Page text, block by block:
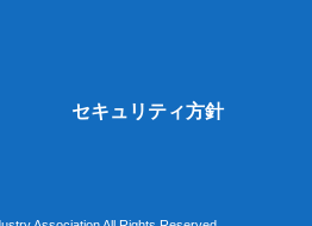
セキュリティ方針